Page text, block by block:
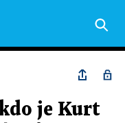
je Kurt